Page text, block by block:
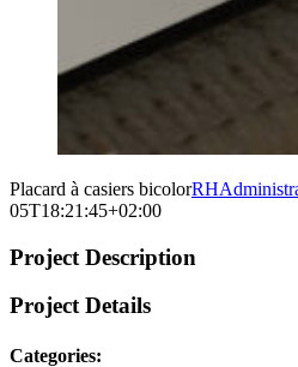
Placard à casiers bicolor
05T18:21:45+02:00
Project Description
Project Details
Categories: